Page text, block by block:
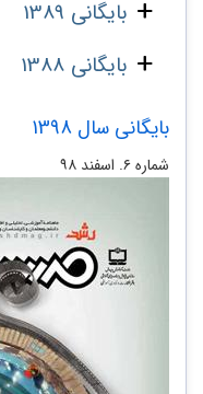
بایگانی 1389
بایگانی 1388
بایگانی سال 1398
شماره ۶. اسفند ۹۸